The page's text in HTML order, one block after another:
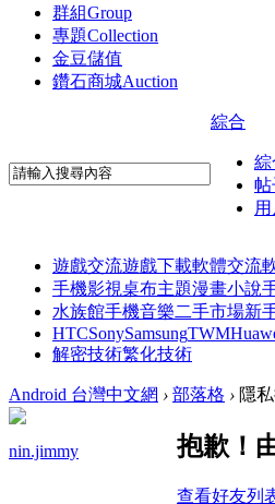
群組Group
專題Collection
金豆儲值
鑽石商城Auction
綜合
綜
帖
遊戲交流遊戲下載軟體交流
手機影視桌布主題漫畫小說
水族館手機音樂二手市場新
HTCSonySamsungTWM
解密技術繁化技術
Android 台灣中文網 › 部落格 › 隱
nin.jimmy 抱歉！
查看好友列